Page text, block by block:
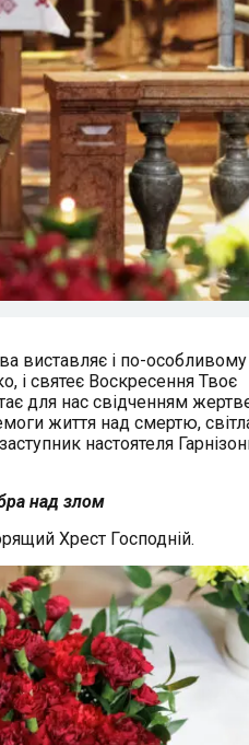
виставляє і по-особливому
і святеє Воскресення Твоє
для нас свідченням
життя над смертю,
настоятеля
над злом
Хрест Господній.